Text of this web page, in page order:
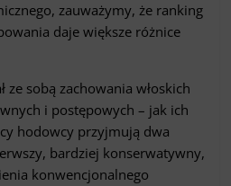
zauważymy, że ranking
daje większe różnice
ze sobą zachowania włoskich
i postępowych – jak ich
hodowcy przyjmują dwa
bardziej konserwatywny,
konwencjonalnego